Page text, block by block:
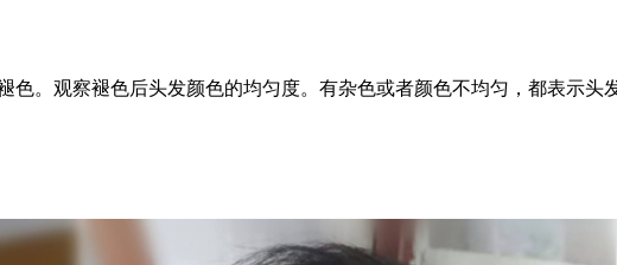
色。观察褪色后头发颜色的均匀度。有杂色或者颜色不均匀，都表示头